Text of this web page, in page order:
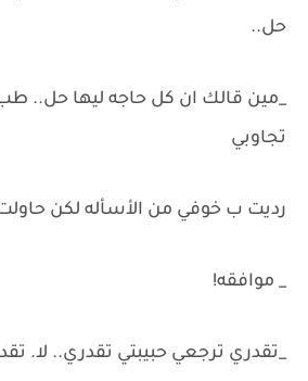
حل..
_مين قالك ان كل حاجه ليها حل..
تجاوبي
رديت ب خوفي من الأسأله لكن
_ موافقه!
_تقدري ترجعي حبيبتي تقدري.. لا.